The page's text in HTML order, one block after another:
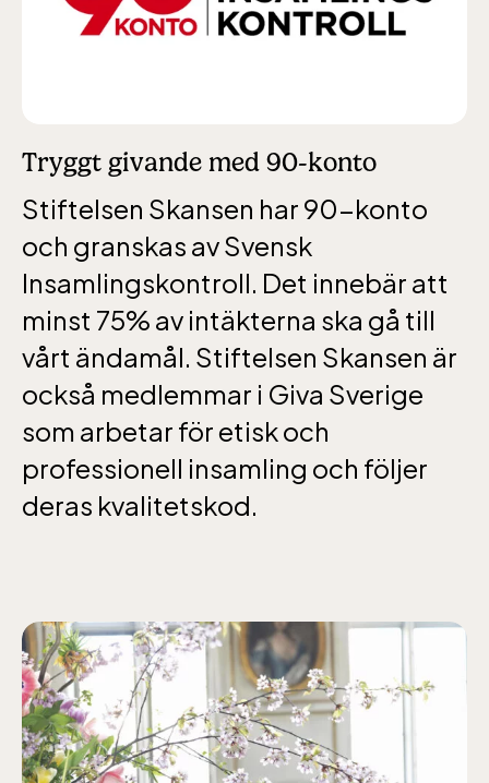
Tryggt givande med 90-konto
Stiftelsen Skansen har 90-konto
och granskas av Svensk
Insamlingskontroll. Det innebär att
minst 75% av intäkterna ska gå till
vårt ändamål. Stiftelsen Skansen är
också medlemmar i Giva Sverige
som arbetar för etisk och
professionell insamling och följer
deras kvalitetskod.
Lill-Skansen, inkluderad i entrén
jan-mars vardagar 10-15, helger 10-16, april
alla dagar 10-16, maj-september 10-18,
oktober-december vardagar 10-15 helger
10-16
Baltic Sea Science Center inkluderad i
jan-mars vardagar 10-15, helger 10-16, april
alla dagar 10-16, maj-september 10-18,
oktober-december vardagar 10-15 helger
10-16